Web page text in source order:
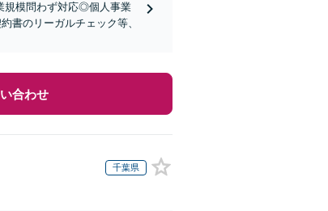
規模問わず対応◎個人事業
書のリーガルチェック等、
合わせ
千葉県